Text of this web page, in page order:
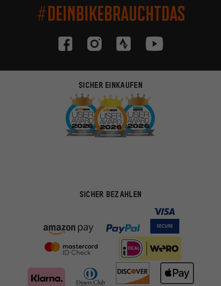
#DEINBIKEBRAUCHTDAS
SICHER EINKAUFEN
SICHER BEZAHLEN